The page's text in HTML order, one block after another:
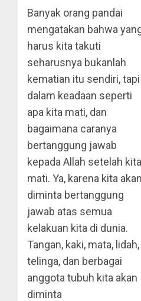
Banyak orang pandai
mengatakan bahwa
harus kita takuti
seharusnya bukanlah
kematian itu sendiri, tapi
dalam keadaan seperti
apa kita mati, dan
bagaimana caranya
bertanggung jawab
kepada Allah setelah kita
mati. Ya, karena kita akan
diminta bertanggung
jawab atas semua
kelakuan kita di dunia.
Tangan, kaki, mata, lidah,
telinga, dan berbagai
anggota tubuh kita akan
diminta